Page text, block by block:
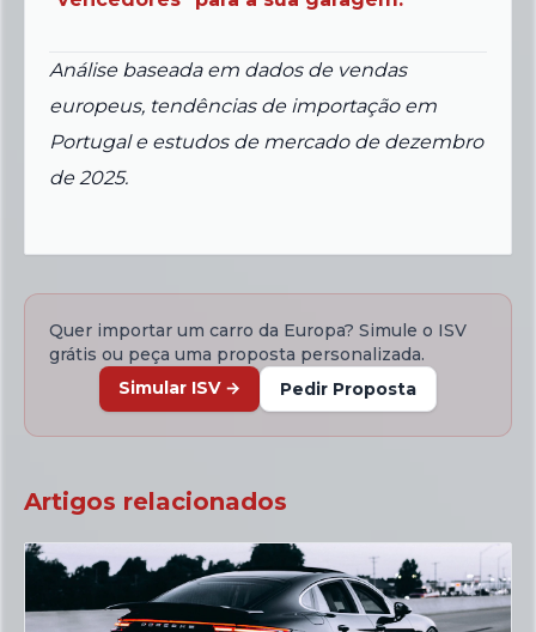
Análise baseada em dados de vendas
europeus, tendências de importação em
Portugal e estudos de mercado de dezembro
de 2025.
Quer importar um carro da Europa? Simule o ISV
grátis ou peça uma proposta personalizada.
Simular ISV→ Pedir Proposta
Artigos relacionados